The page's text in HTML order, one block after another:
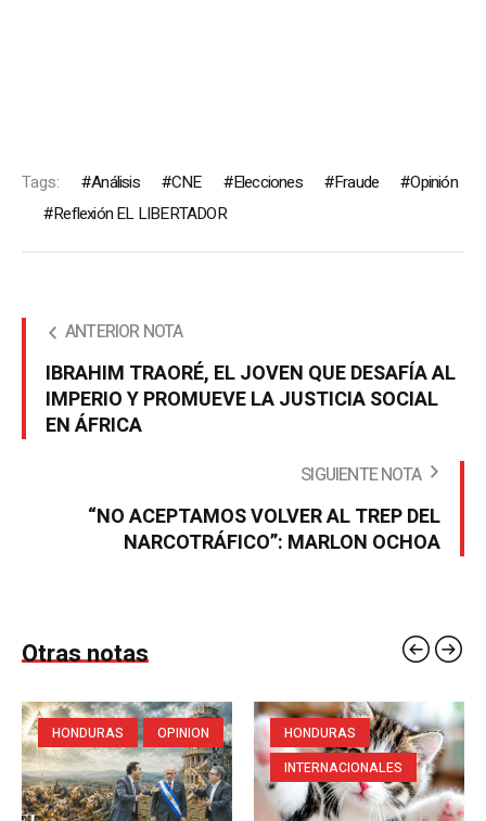
Tags: Análisis CNE Elecciones Fraude
Opinión
Reflexión EL LIBERTADOR
ANTERIOR NOTA
IBRAHIM TRAORÉ, EL JOVEN QUE DESAFÍA AL
IMPERIO Y PROMUEVE LA JUSTICIA SOCIAL
EN ÁFRICA
SIGUIENTE NOTA
“NO ACEPTAMOS VOLVER AL TREP DEL
NARCOTRÁFICO”: MARLON OCHOA
Otras notas
HONDURAS OPINION
HONDURAS
INTERNACIONALES